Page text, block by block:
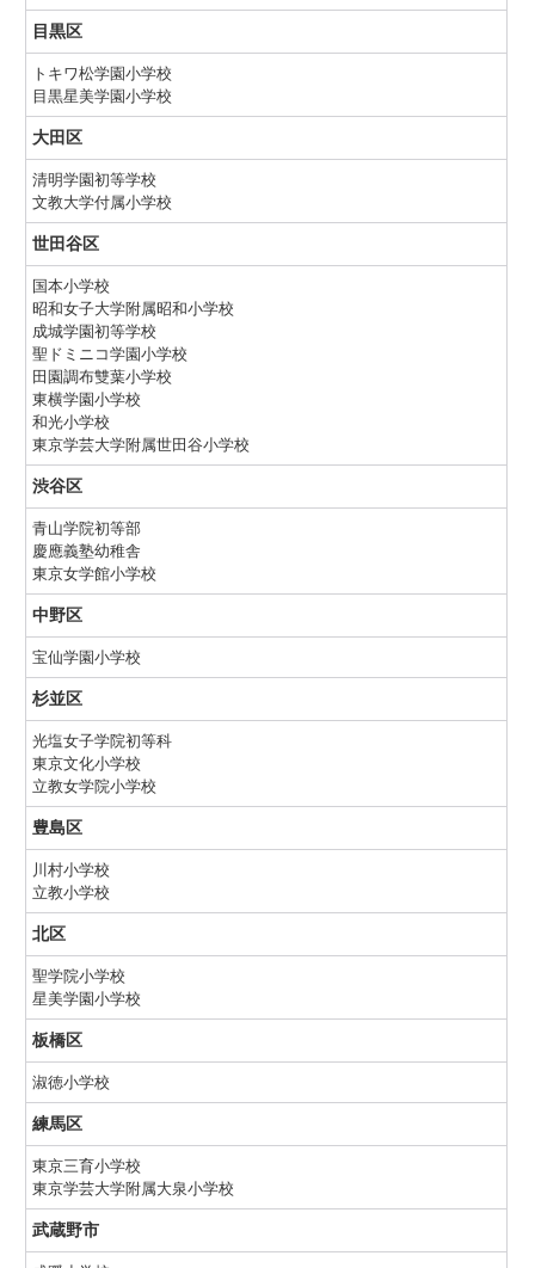
目黒区
トキワ松学園小学校
目黒星美学園小学校
大田区
清明学園初等学校
文教大学付属小学校
世田谷区
国本小学校
昭和女子大学附属昭和小学校
成城学園初等学校
聖ドミニコ学園小学校
田園調布雙葉小学校
東横学園小学校
和光小学校
東京学芸大学附属世田谷小学校
渋谷区
青山学院初等部
慶應義塾幼稚舎
東京女学館小学校
中野区
宝仙学園小学校
杉並区
光塩女子学院初等科
東京文化小学校
立教女学院小学校
豊島区
川村小学校
立教小学校
北区
聖学院小学校
星美学園小学校
板橋区
淑徳小学校
練馬区
東京三育小学校
東京学芸大学附属大泉小学校
武蔵野市